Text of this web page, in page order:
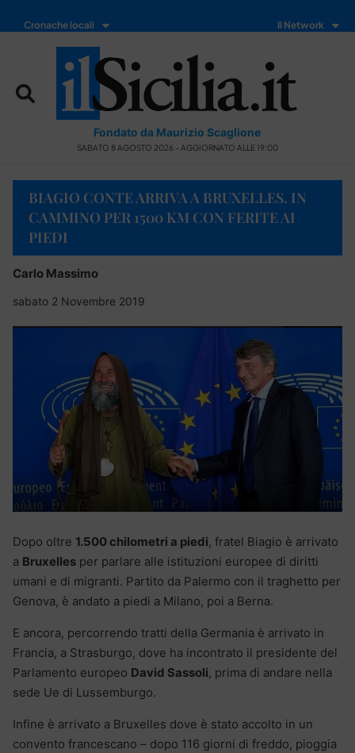
Cronache locali Il Network
Fondato da Maurizio Scaglione
SABATO 8 AGOSTO 2026 - AGGIORNATO ALLE 19:00
BIAGIO CONTE ARRIVA A BRUXELLES. IN
CAMMINO PER 1500 KM CON FERITE AI
PIEDI
Carlo Massimo
sabato 2 Novembre 2019
Dopo oltre 1.500 chilometri a piedi, fratel Biagio è arrivato
a Bruxelles per parlare alle istituzioni europee di diritti
umani e di migranti. Partito da Palermo con il traghetto per
Genova, è andato a piedi a Milano, poi a Berna.
E ancora, percorrendo tratti della Germania è arrivato in
Francia, a Strasburgo, dove ha incontrato il presidente del
Parlamento europeo David Sassoli, prima di andare nella
sede Ue di Lussemburgo.
Infine è arrivato a Bruxelles dove è stato accolto in un
convento francescano – dopo 116 giorni di freddo, pioggia